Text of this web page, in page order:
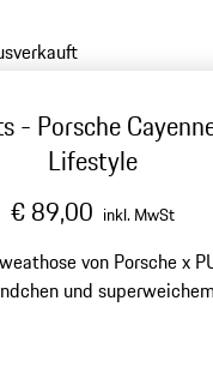
- Porsche
Lifestyle
€ 89,00 inkl. MwSt
von Porsche x
und